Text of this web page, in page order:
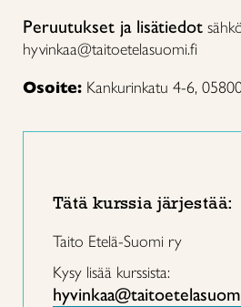
Peruutukset ja lisätiedot
hyvinkaa@taitoetelasuomi.fi
Osoite: Kankurinkatu 4-6,
Tätä kurssia järjestää:
Taito Etelä-Suomi ry
Kysy lisää kurssista: